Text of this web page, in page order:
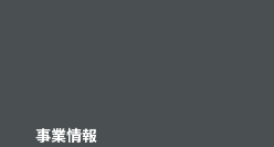
事業情報